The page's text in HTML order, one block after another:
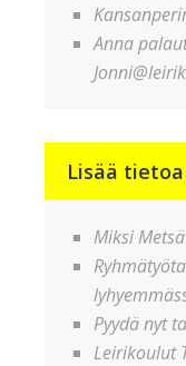
Anna
Lisää
Miksi
Pyydä nyt
Leirikoulut